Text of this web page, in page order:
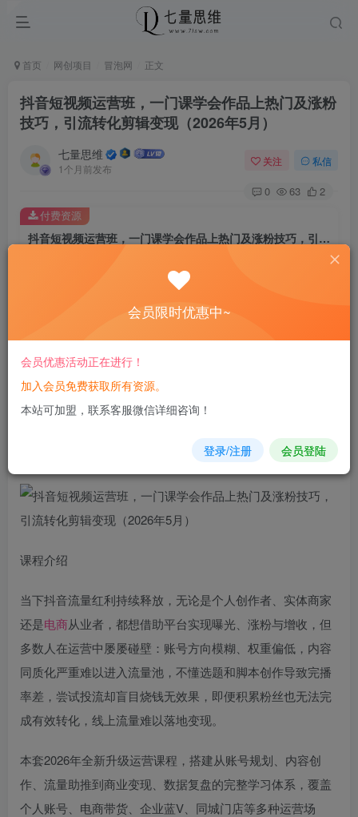
首页 网创项目 冒泡网 正文
抖音短视频运营班，一门课学会作品上热门及涨粉
技巧，引流转化剪辑变现（2026年5月）
七量思维
1个月前发布
关注 私信
0 63 2
抖音短视频运营班，一门课学会作品上热门及涨粉技巧，引流转化剪辑变现（2026年5月）
8.8
免费
您当前未登录！建议登陆后购买，可保存购买订单
付费资源
课程介绍
当下抖音流量红利持续释放，无论是个人创作者、实体商家
还是电商从业者，都想借助平台实现曝光、涨粉与增收，但
多数人在运营中屡屡碰壁：账号方向模糊、权重偏低，内容
同质化严重难以进入流量池，不懂选题和脚本创作导致完播
率差，尝试投流却盲目烧钱无效果，即便积累粉丝也无法完
成有效转化，线上流量难以落地变现。
本套2026年全新升级运营课程，搭建从账号规划、内容创
作、流量助推到商业变现、数据复盘的完整学习体系，覆盖
个人账号、电商带货、企业蓝V、同城门店等多种运营场
会员限时优惠中~
会员优惠活动正在进行！
加入会员免费获取所有资源。
本站可加盟，联系客服微信详细咨询！
登录/注册 会员登陆